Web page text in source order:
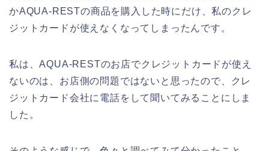
かAQUA-RESTの商品を購入した時にだけ、私のクレ
ジットカードが使えなくなってしまったんです。
私は、AQUA-RESTのお店でクレジットカードが使え
ないのは、お店側の問題ではないと思ったので、クレ
ジットカード会社に電話をして聞いてみることにしま
した。